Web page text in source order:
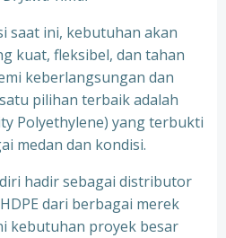
saat ini, kebutuhan akan
kuat, fleksibel, dan tahan
keberlangsungan dan
pilihan terbaik adalah
Polyethylene) yang terbukti
medan dan kondisi.
hadir sebagai distributor
dari berbagai merek
kebutuhan proyek besar